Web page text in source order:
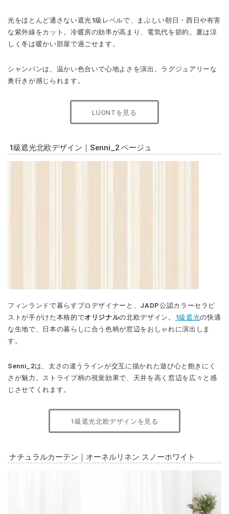
光をほとんど通さない遮光1級レベルで、まぶしい朝日・西日や有害
な紫外線をカット。冷暖房の効率が高まり、電気代を節約。夏は涼
しく冬は暖かい部屋で過ごせます。
シャンパンは、温かい色合いで心地よさを演出。ラグジュアリーな
奥行きが感じられます。
LUONTを見る
1級遮光北欧デザイン｜Senni_2 ベージュ
フィンランドで暮らすプロデザイナーと、JADP公認カラーセラピ
ストが手がけた本格的でオリジナルの北欧デザイン。 1級遮光の快適
な生地で、日本の暮らしに合う色柄が窓辺をおしゃれに演出しま
す。
Senni_2は、太さの違うラインが交互に描かれた遊び心と飽きにく
さが魅力。ストライプ柄の視覚効果で、天井を高く窓辺を広々と感
じさせてくれます。
1級遮光北欧デザインを見る
ナチュラルカーテン｜オーネルリネン スノーホワイト